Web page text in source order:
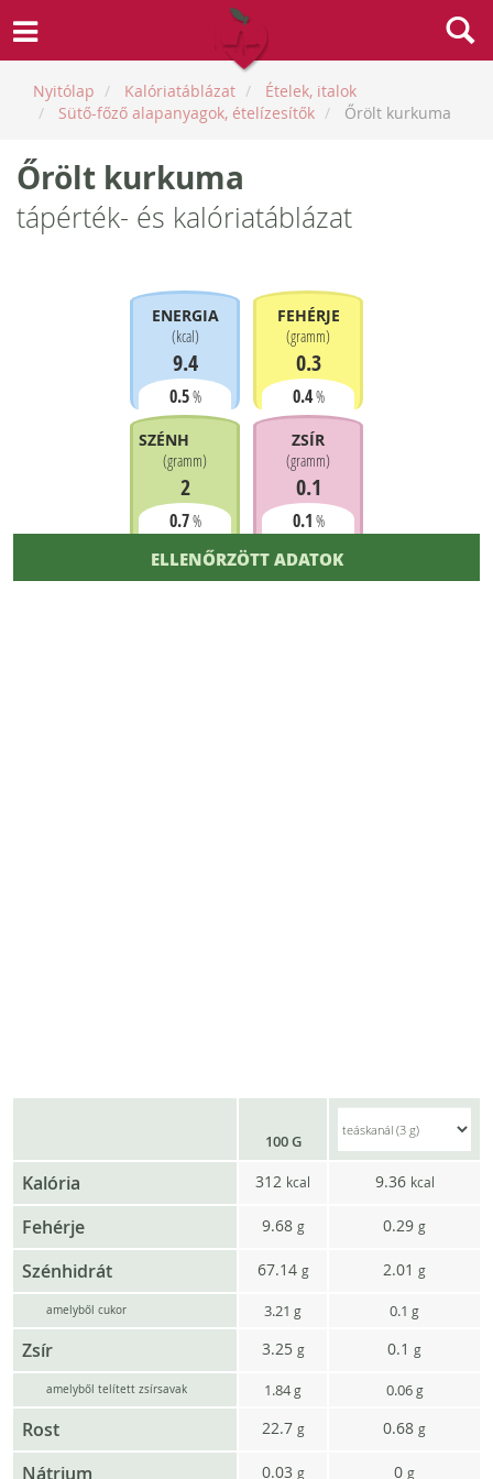
Nyitólap Kalóriatáblázat
Ételek, italok
Sütő-főző alapanyagok, ételízesítők
Őrölt kurkuma
Őrölt kurkuma
tápérték- és kalóriatáblázat
ENERGIA
(kcal)
9.4
0.5%
FEHÉRJE
(gramm)
0.3
0.4%
SZÉNHIDRÁT
(gramm)
2
0.7%
ZSÍR
(gramm)
0.1
0.1 %
ELLENŐRZÖTT ADATOK
100 G
Kalória 312 kcal 9.36 kcal
Fehérje 9.68 g 0.29 g
Szénhidrát 67.14 g 2.01 g
amelyből cukor 3.21 g 0.1 g
Zsír 3.25 g 0.1 g
amelyből telített zsírsavak 1.84g 0.06 g
Rost 22.7 g 0.68 g
Nátrium 0.03 g 0 g